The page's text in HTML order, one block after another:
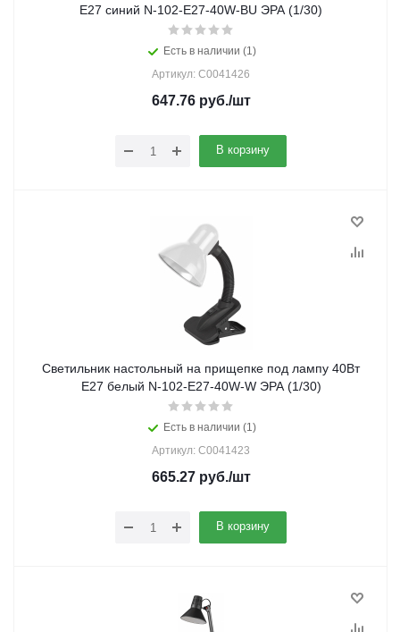
E27 синий N-102-E27-40W-BU ЭРА (1/30)
Есть в наличии (1)
Артикул: C0041426
647.76руб./шт
В корзину
Светильник настольный на прищепке под лампу 40Вт
Е27 белый N-102-E27-40W-W ЭРА (1/30)
Есть в наличии (1)
Артикул: C0041423
665.27руб./шт
В корзину